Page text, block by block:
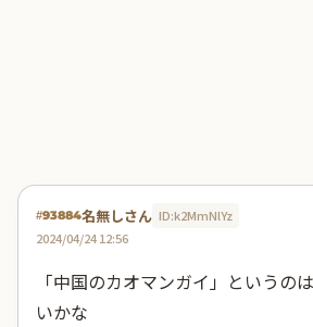
#93884名無しさん ID:k2MmNlYz
2024/04/24 12:56
「中国のカオマンガイ」というの
いかな